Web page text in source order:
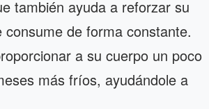
también ayuda a reforzar su
de forma constante.
a su cuerpo un poco
más fríos, ayudándole a